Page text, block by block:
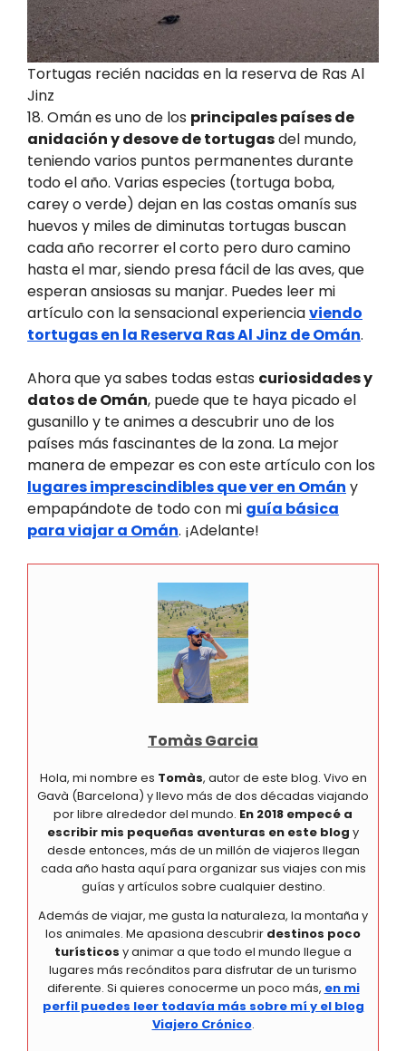
Tortugas recién nacidas en la reserva de Ras Al
Jinz
18. Omán es uno de los principales países de
anidación y desove de tortugasdel mundo,
teniendo varios puntos permanentes durante
todo el año. Varias especies (tortuga boba,
carey o verde) dejan en las costas omanís sus
huevos y miles de diminutas tortugas buscan
cada año recorrer el corto pero duro camino
hasta el mar, siendo presa fácil de las aves, que
esperan ansiosas su manjar. Puedes leer mi
artículo con la sensacional experienciaviendo
tortugas en la Reserva Ras Al Jinz de Omán.
Ahora que ya sabes todas estas curiosidades y
datos de Omán, puede que te haya picado el
gusanillo y te animes a descubrir uno de los
países más fascinantes de la zona. La mejor
manera de empezar es con este artículo con los
lugares imprescindibles que ver en Omán y
empapándote de todo con mi guía básica
para viajar a Omán. ¡Adelante!
Tomàs Garcia
Hola, mi nombre es Tomàs, autor de este blog. Vivo en
Gavà (Barcelona) y llevo más de dos décadas viajando
por libre alrededor del mundo. En 2018 empecé a
escribir mis pequeñas aventuras en este blog y
desde entonces, más de un millón de viajeros llegan
cada año hasta aquí para organizar sus viajes con mis
guías y artículos sobre cualquier destino.
Además de viajar, me gusta la naturaleza, la montaña y
los animales. Me apasiona descubrir destinos poco
turísticos y animar a que todo el mundo llegue a
lugares más recónditos para disfrutar de un turismo
diferente. Si quieres conocerme un poco más, en mi
perfil puedes leer todavía más sobre mí y el blog
Viajero Crónico.